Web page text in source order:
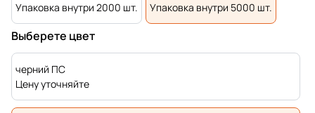
Упаковка внутри 2000 шт. Упаковка внутри 5000 шт.
Выберете цвет
черний ПС
Цену уточняйте